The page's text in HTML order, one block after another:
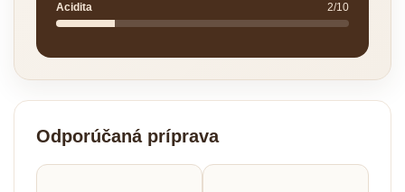
Acidita 2/10
Odporúčaná príprava